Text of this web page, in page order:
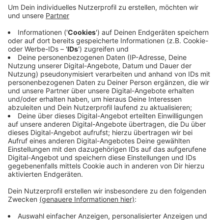
Anzeige
Nach Angaben des Kreises Mettmann sind die drei
weiblichen Tiere ca. 16 Monate alt. Sie sollen künftig
für Nachkommen sorgen und so zum Schutz dieser
großen Wildtierart beitragen. Der Einzug eines
männlichen Wisents und damit der Wiederbeginn einer
langen Tradition der Wisentzucht im Neandertal stehe
allerdings erst in mehreren Jahren an.
Anzeige
Anzeige